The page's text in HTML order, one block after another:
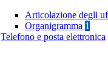
Articolazione degli
Organigramma 1
Telefono e posta elettronica